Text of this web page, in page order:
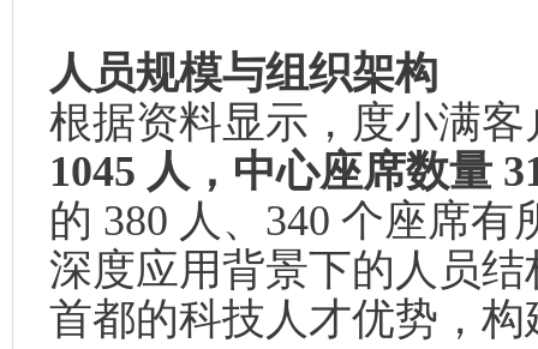
人员规模与组织架构
根据资料显示，度小满
1045 人，中心座席数量
的 380 人、340 个座席
深度应用背景下的人员
首都的科技人才优势，